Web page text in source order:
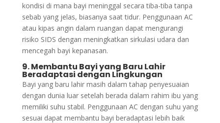
kondisi di mana bayi meninggal secara tiba-tiba tanpa
sebab yang jelas, biasanya saat tidur. Penggunaan AC
atau kipas angin dalam ruangan dapat mengurangi
risiko SIDS dengan meningkatkan sirkulasi udara dan
mencegah bayi kepanasan.
9. Membantu Bayi yang Baru Lahir
Beradaptasi dengan Lingkungan
Bayi yang baru lahir masih dalam tahap penyesuaian
dengan dunia luar setelah berada dalam rahim ibu yang
memiliki suhu stabil. Penggunaan AC dengan suhu yang
sesuai dapat membantu bayi beradaptasi lebih baik